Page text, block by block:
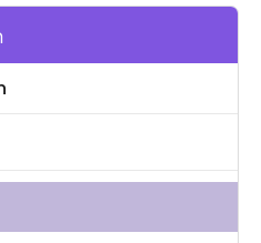
kan
worden